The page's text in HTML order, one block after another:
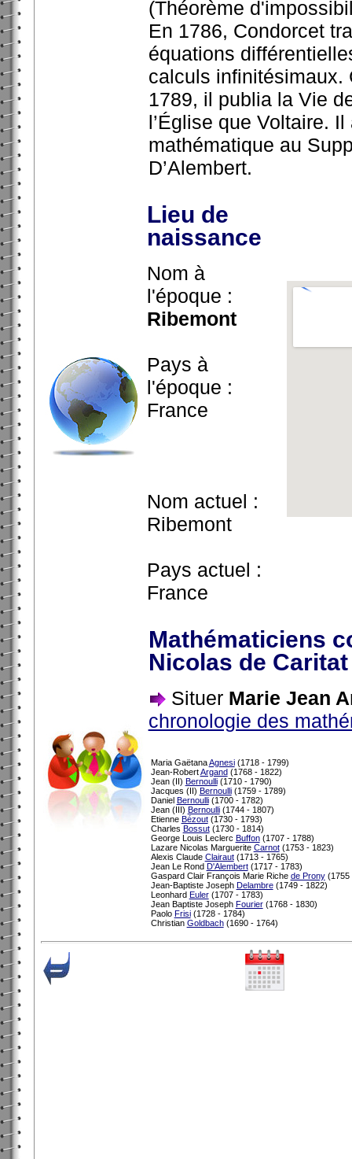
(Théorème
En 1786, Condorcet
équations
calculs infinitésimaux.
1789, il publia la Vie
l’Église que Voltaire.
mathématique au
D’Alembert.
Lieu de
naissance
Nom à
l'époque :
Ribemont
Pays à
l'époque :
France
Nom actuel :
Ribemont
Pays actuel :
France
Mathématiciens
Nicolas de
Situer Marie Jean
chronologie des
Maria GaëtanaAgnesi(1718 - 1799)
Jean-RobertArgand(1768 - 1822)
Jean (II) Bernoulli(1710 - 1790)
Jacques (II) Bernoulli(1759 - 1789)
Daniel Bernoulli(1700 - 1782)
Jean (III) Bernoulli(1744 - 1807)
Etienne Bézout(1730 - 1793)
Charles Bossut(1730 - 1814)
George Louis Leclerc Buffon(1707 - 1788)
Lazare Nicolas Marguerite Carnot(1753 - 1823)
Alexis Claude Clairaut(1713 - 1765)
Jean Le Rond D'Alembert(1717 - 1783)
Gaspard Clair François Marie Riche de Prony(1755
Jean-Baptiste Joseph Delambre(1749 - 1822)
Leonhard Euler(1707 - 1783)
Jean Baptiste Joseph Fourier(1768 - 1830)
Paolo Frisi(1728 - 1784)
Christian Goldbach(1690 - 1764)